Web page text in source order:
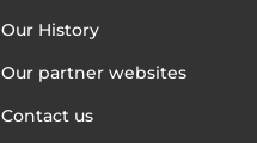
Our History
Our partner websites
Contact us